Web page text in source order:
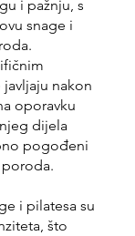
i pažnju, s
snage i
nakon
oporavku
dijela
pogođeni
i pilatesa su
što